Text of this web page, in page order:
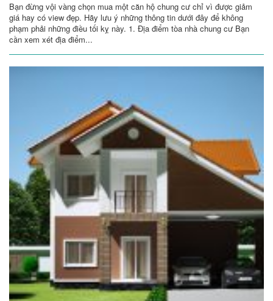
Bạn đừng vội vàng chọn mua một căn hộ chung cư chỉ vì được giảm
giá hay có view đẹp. Hãy lưu ý những thông tin dưới đây để không
phạm phải những điều tối kỵ này. 1. Địa điểm tòa nhà chung cư Bạn
cần xem xét địa điểm...